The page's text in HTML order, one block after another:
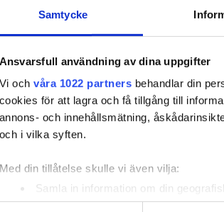
Samtycke
Ansvarsfull användning av dina uppgifter
Vi och våra 1022 partners behandlar din
cookies för att lagra och få tillgång till
annons- och innehållsmätning,
och i vilka syften.
Med din tillåtelse skulle vi även vilja:
Samla in information om din
Identifiera din enhet genom att aktivt
Prenumerera på vårt nyhetsbrev och få